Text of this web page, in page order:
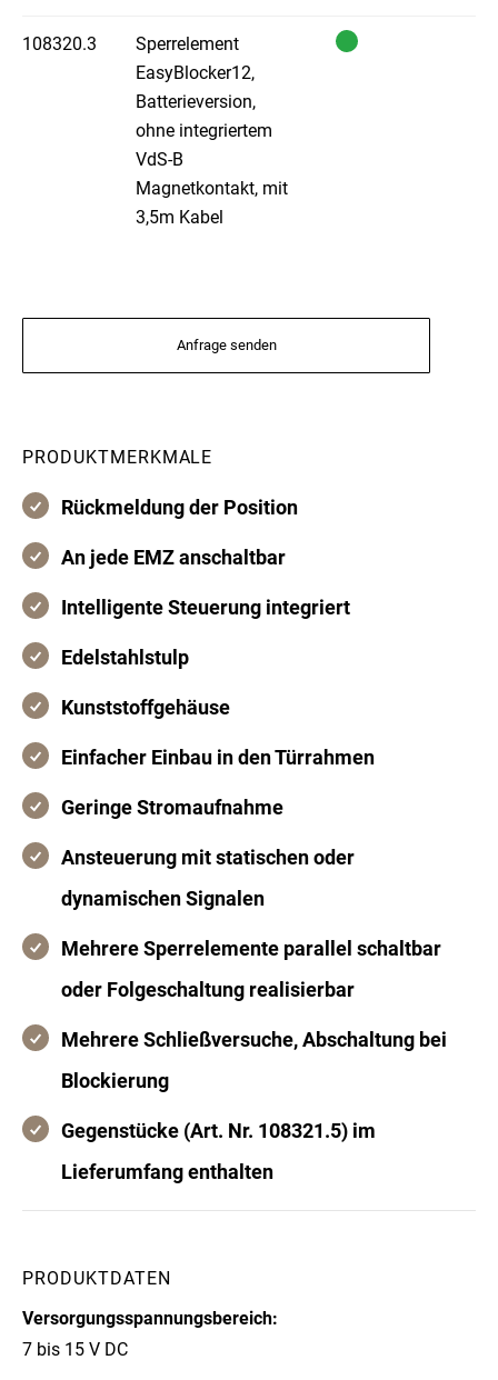
108320.3
Sperrelement
EasyBlocker12,
Batterieversion,
ohne integriertem
VdS-B
Magnetkontakt, mit
3,5m Kabel
Anfrage senden
PRODUKTMERKMALE
Rückmeldung der Position
An jede EMZ anschaltbar
Intelligente Steuerung integriert
Edelstahlstulp
Kunststoffgehäuse
Einfacher Einbau in den Türrahmen
Geringe Stromaufnahme
Ansteuerung mit statischen oder
dynamischen Signalen
Mehrere Sperrelemente parallel schaltbar
oder Folgeschaltung realisierbar
Mehrere Schließversuche, Abschaltung bei
Blockierung
Gegenstücke (Art. Nr. 108321.5) im
Lieferumfang enthalten
PRODUKTDATEN
Versorgungsspannungsbereich:
7 bis 15 V DC